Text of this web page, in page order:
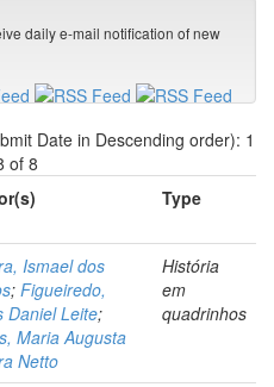
daily e-mail notification of new
Date in Descending order): 1
of 8
Type
Ismael dos
; Figueiredo,
Daniel Leite;
Maria Augusta
Netto
História
em
quadrinhos